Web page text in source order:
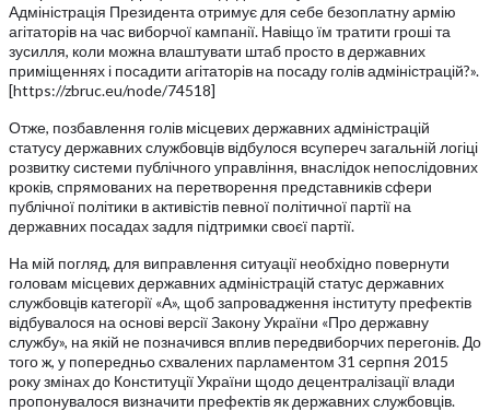
Адміністрація Президента отримує для себе безоплатну армію
агітаторів на час виборчої кампанії. Навіщо їм тратити гроші та
зусилля, коли можна влаштувати штаб просто в державних
приміщеннях і посадити агітаторів на посаду голів адміністрацій?».
[https://zbruc.eu/node/74518]
Отже, позбавлення голів місцевих державних адміністрацій
статусу державних службовців відбулося всупереч загальній логіці
розвитку системи публічного управління, внаслідок непослідовних
кроків, спрямованих на перетворення представників сфери
публічної політики в активістів певної політичної партії на
державних посадах задля підтримки своєї партії.
На мій погляд, для виправлення ситуації необхідно повернути
головам місцевих державних адміністрацій статус державних
службовців категорії «А», щоб запровадження інституту префектів
відбувалося на основі версії Закону України «Про державну
службу», на якій не позначився вплив передвиборчих перегонів. До
того ж, у попередньо схвалених парламентом 31 серпня 2015
року змінах до Конституції України щодо децентралізації влади
пропонувалося визначити префектів як державних службовців.